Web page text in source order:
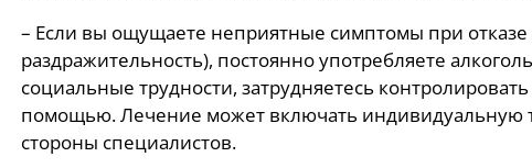
– Если вы ощущаете неприятные симптомы при отказе
раздражительность), постоянно употребляете
социальные трудности, затрудняетесь
помощью. Лечение может включать индивидуальную
стороны специалистов.